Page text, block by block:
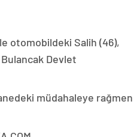
otomobildeki Salih (46),
Devlet
müdahaleye rağmen